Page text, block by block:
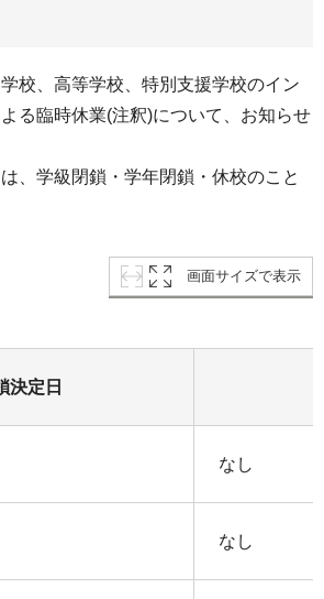
校、高等学校、特別支援学校のイン
る臨時休業(注釈)について、お知らせ
、学級閉鎖・学年閉鎖・休校のこと
画面サイズで表示
決定日
なし
なし